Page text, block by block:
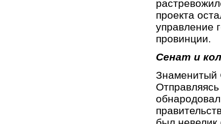
проекта
управление
провинции.
Сенат и
Знаменитый